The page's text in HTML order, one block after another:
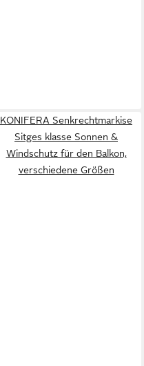
KONIFERA Senkrechtmarkise
Sitges klasse Sonnen &
Windschutz für den Balkon,
verschiedene Größen